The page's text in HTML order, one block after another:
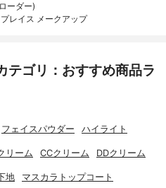
ーダー)
レイス メークアップ
テゴリ：おすすめ商品ラ
フェイスパウダー ハイライト
リーム CCクリーム DDクリーム
地 マスカラトップコート